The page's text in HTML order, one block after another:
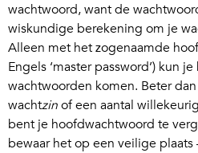
wachtwoord, want de
wiskundige berekening om je
Alleen met het zogenaamde
Engels ‘master password’) kun
wachtwoorden komen. Beter
wachtzinof een aantal
bent je hoofdwachtwoord te
bewaar het op een veilige